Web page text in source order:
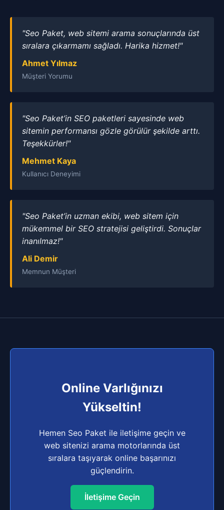
"Seo Paket, web sitemi arama sonuçlarında üst
sıralara çıkarmamı sağladı. Harika hizmet!"
Ahmet Yılmaz
Müşteri Yorumu
"Seo Paket’in SEO paketleri sayesinde web
sitemin performansı gözle görülür şekilde arttı.
Teşekkürler!"
Mehmet Kaya
Kullanıcı Deneyimi
"Seo Paket’in uzman ekibi, web sitem için
mükemmel bir SEO stratejisi geliştirdi. Sonuçlar
inanılmaz!"
Ali Demir
Memnun Müşteri
Online Varlığınızı
Yükseltin!
Hemen Seo Paket ile iletişime geçin ve
web sitenizi arama motorlarında üst
sıralara taşıyarak online başarınızı
güçlendirin.
İletişime Geçin